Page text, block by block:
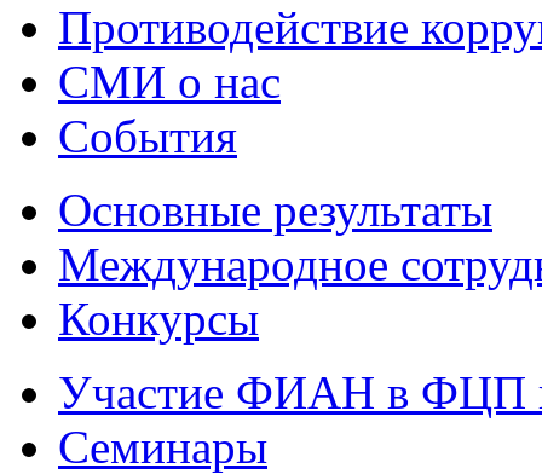
Противодействие
СМИ о нас
События
Основные результаты
Международное
Конкурсы
Участие ФИАН в ФЦП
Семинары